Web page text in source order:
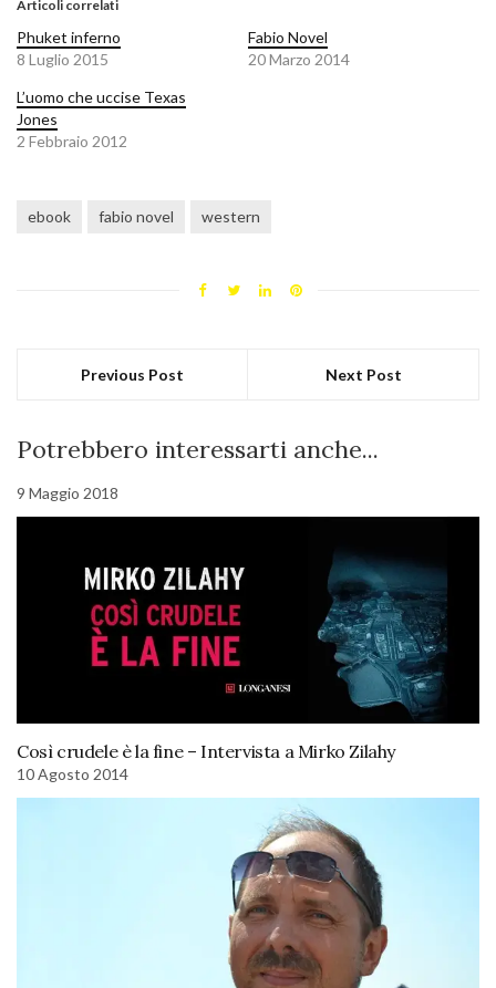
Articoli correlati
Phuket inferno
8 Luglio 2015
Fabio Novel
20 Marzo 2014
L’uomo che uccise Texas
Jones
2 Febbraio 2012
ebook fabio novel western
Previous Post Next Post
Potrebbero interessarti anche...
9 Maggio 2018
Così crudele è la fine – Intervista a Mirko Zilahy
10 Agosto 2014